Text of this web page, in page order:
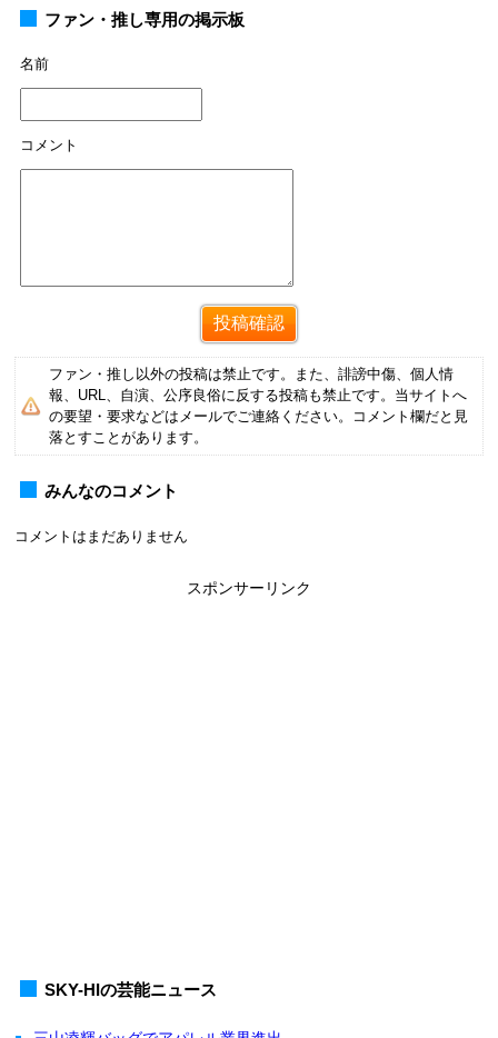
ファン・推し専用の掲示板
名前
コメント
ファン・推し以外の投稿は禁止です。また、誹謗中傷、個人情
報、URL、自演、公序良俗に反する投稿も禁止です。当サイトへ
の要望・要求などはメールでご連絡ください。コメント欄だと見
落とすことがあります。
みんなのコメント
コメントはまだありません
スポンサーリンク
SKY-HIの芸能ニュース